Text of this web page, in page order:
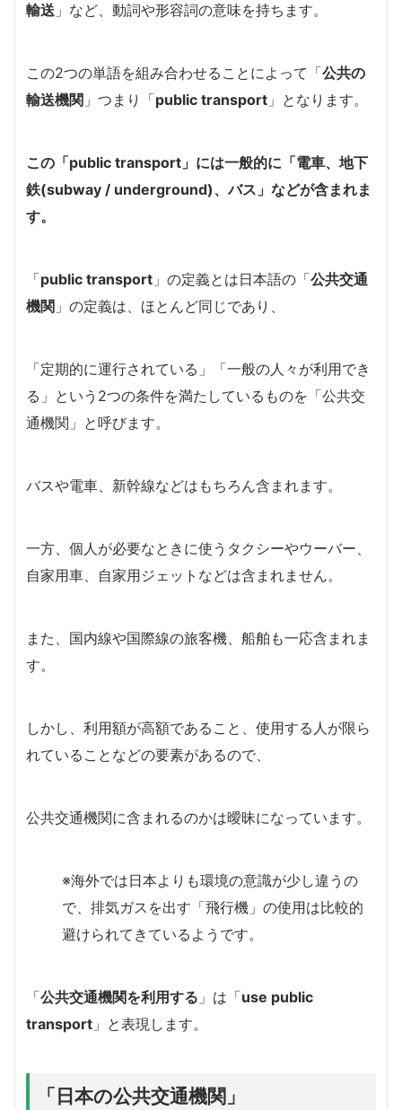
輸送 」など、動詞や形容詞の意味を持ちます。
この2つの単語を組み合わせることによって「公共の
輸送機関 」つまり「public transport 」となります。
この「public transport 」には一般的に「電車、地下
鉄(subway / underground)、バス 」などが含まれま
す。
「public transport 」の定義とは日本語の「公共交通
機関 」の定義は、ほとんど同じであり、
「定期的に運行されている」「一般の人々が利用でき
る」という2つの条件を満たしているものを「公共交
通機関」と呼びます。
バスや電車、新幹線などはもちろん含まれます。
一方、個人が必要なときに使うタクシーやウーバー、
自家用車、自家用ジェットなどは含まれません。
また、国内線や国際線の旅客機、船舶も一応含まれま
す。
しかし、利用額が高額であること、使用する人が限ら
れていることなどの要素があるので、
公共交通機関に含まれるのかは曖昧になっています。
※海外では日本よりも環境の意識が少し違うの
で、排気ガスを出す「飛行機」の使用は比較的
避けられてきているようです。
「公共交通機関を利用する 」は「use public
transport 」と表現します。
「日本の公共交通機関」